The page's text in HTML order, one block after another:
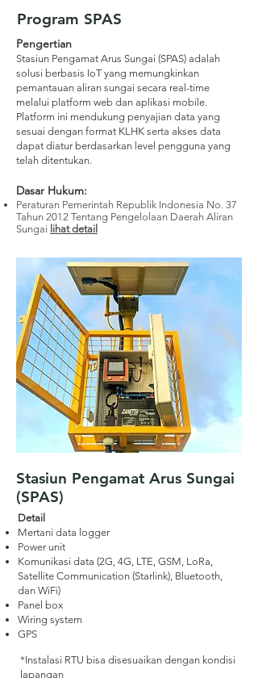
Program SPAS
Pengertian
Stasiun Pengamat Arus Sungai (SPAS) adalah
solusi berbasis IoT yang memungkinkan
pemantauan aliran sungai secara real-time
melalui platform web dan aplikasi mobile.
Platform ini mendukung penyajian data yang
sesuai dengan format KLHK serta akses data
dapat diatur berdasarkan level pengguna yang
telah ditentukan.
Dasar Hukum:
Peraturan Pemerintah Republik Indonesia No. 37
Tahun 2012 Tentang Pengelolaan Daerah Aliran
Sungai lihat detail
Stasiun Pengamat Arus Sungai
(SPAS)
Detail
Mertani data logger
Power unit
Komunikasi data (2G, 4G, LTE, GSM, LoRa,
Satellite Communication (Starlink), Bluetooth,
dan WiFi)
Panel box
Wiring system
GPS
*Instalasi RTU bisa disesuaikan dengan kondisi
lapangan